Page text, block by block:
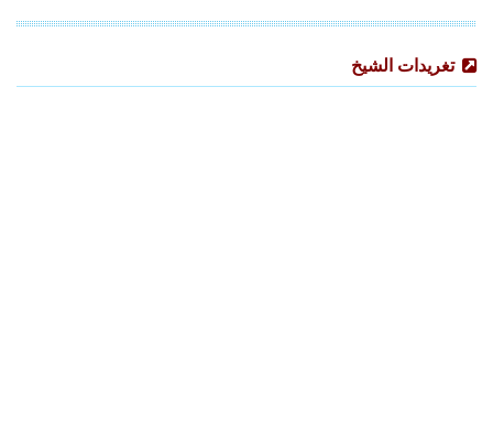
تغريدات الشيخ